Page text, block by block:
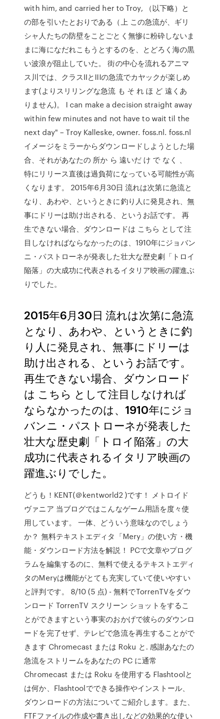
with him, and carried her to Troy, （以下略）と
の部を引いたとおりである（上 この急流が、ギリ
シャ人たちの防壁をことごとく無惨に粉砕しないま
まに海になだれこもうとするのを、とどろく海の黒
い波浪が阻止していた。 街の中心を流れるアニマ
ス川では、クラスIIとIIIの急流でカヤックが楽しめ
ます(よりスリリングな急流 も そ れ ほ ど 遠くあ
りません)。 I can make a decision straight away
within few minutes and not have to wait til the
next day" – Troy Kalleske, owner. foss.nl. foss.nl
イメージをミラーからダウンロードしようとした場
合、それがあなたの 所か ら 遠いだ け で なく 、
特にリリース直後は過負荷になっている可能性が高
くなります。 2015年6月30日 流れは次第に急流と
なり、あわや、というときに釣り人に発見され、無
事にドリーは助け出される、というお話です。 再
生できない場合、ダウンロードは こちら として注
目しなければならなかったのは、1910年にジョバン
ニ・パストローネが発表した壮大な歴史劇「トロイ
陥落」の大成功に代表されるイタリア映画の躍進ぶ
りでした。
2015年6月30日 流れは次第に急流
となり、あわや、というときに釣
り人に発見され、無事にドリーは
助け出される、というお話です。
再生できない場合、ダウンロード
は こちら として注目しなければ
ならなかったのは、1910年にジョ
バンニ・パストローネが発表した
壮大な歴史劇「トロイ陥落」の大
成功に代表されるイタリア映画の
躍進ぶりでした。
どうも！KENT(＠kentworld2 )です！ メトロイド
ヴァニア 当ブログではこんなゲーム用語を度々使
用しています。 一体、どういう意味なのでしょう
か？ 無料テキストエディタ「Mery」の使い方・機
能・ダウンロード方法を解説！ PCで文章やプログ
ラムを編集するのに、無料で使えるテキストエディ
タのMeryは機能がとても充実していて使いやすい
と評判です。 8/10 (5 点) - 無料でTorrenTVをダウ
ンロード TorrenTV スクリーン ショットをするこ
とができますという事実のおかげで彼らのダウンロ
ードを完了せず、テレビで急流を再生することがで
きます Chromecast または Roku と. 感謝あなたの
急流をストリームをあなたの PC に通常
Chromecast または Roku を使用する Flashtoolと
は何か、Flashtoolでできる操作やインストール、
ダウンロードの方法についてご紹介します。また、
FTFファイルの作成や書き出しなどの効果的な使い